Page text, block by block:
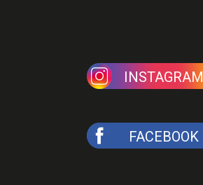
INSTAGRAM
FACEBOOK